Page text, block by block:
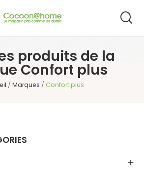
produits de la
Confort plus
Marques Confort plus
